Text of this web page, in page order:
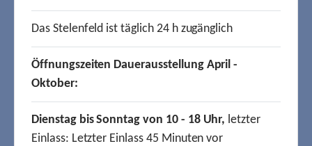
Das Stelenfeld ist täglich 24 h zugänglich
Öffnungszeiten Dauerausstellung April -
Oktober:
Dienstag bis Sonntag von 10 - 18 Uhr, letzter
Einlass: Letzter Einlass 45 Minuten vor